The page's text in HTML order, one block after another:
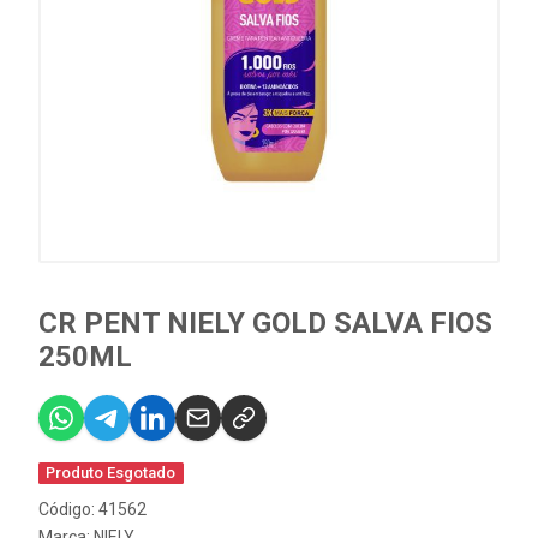
CR PENT NIELY GOLD SALVA FIOS
250ML
Produto Esgotado
Código: 41562